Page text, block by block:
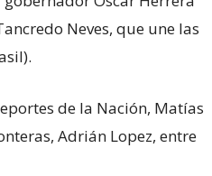
Neves, que une las
de la Nación, Matías
Adrián Lopez, entre